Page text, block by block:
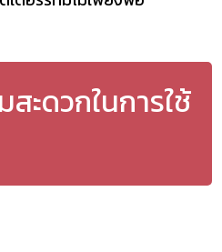
ะดวกในการใช้